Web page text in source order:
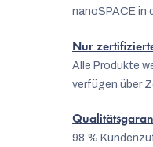
nanoSPACE in
Nur
Alle Produkte
verfügen über
98 %